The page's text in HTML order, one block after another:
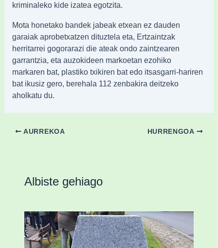
kriminaleko kide izatea egotzita.
Mota honetako bandek jabeak etxean ez dauden
garaiak aprobetxatzen dituztela eta, Ertzaintzak
herritarrei gogorarazi die ateak ondo zaintzearen
garrantzia, eta auzokideen markoetan ezohiko
markaren bat, plastiko txikiren bat edo itsasgarri-hariren
bat ikusiz gero, berehala 112 zenbakira deitzeko
aholkatu du.
AURREKOA HURRENGOA
Albiste gehiago